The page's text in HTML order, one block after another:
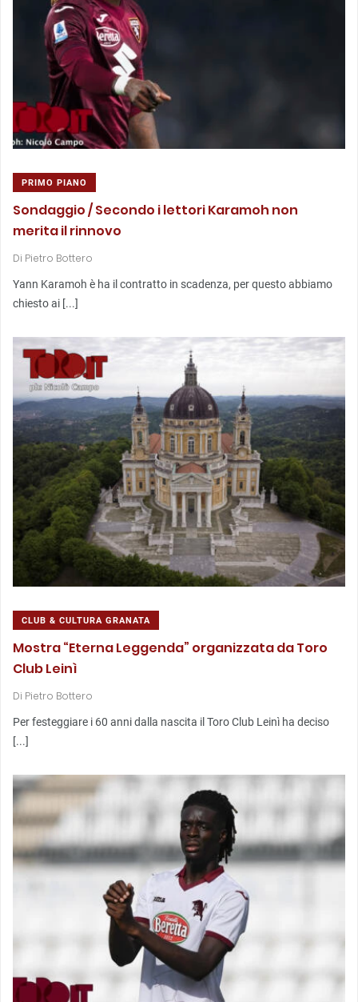
PRIMO PIANO
Sondaggio / Secondo i lettori Karamoh non
merita il rinnovo
Di Pietro Bottero
Yann Karamoh è ha il contratto in scadenza, per questo abbiamo
chiesto ai [...]
CLUB & CULTURA GRANATA
Mostra “Eterna Leggenda” organizzata da Toro
Club Leinì
Di Pietro Bottero
Per festeggiare i 60 anni dalla nascita il Toro Club Leinì ha deciso
[...]